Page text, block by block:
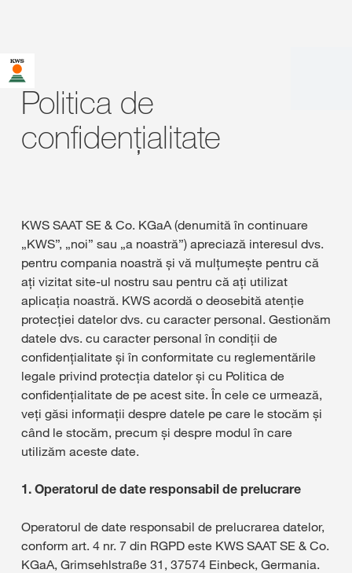
Politica de
confidențialitate
KWS SAAT SE & Co. KGaA (denumită în continuare
„KWS”, „noi” sau „a noastră”) apreciază interesul dvs.
pentru compania noastră și vă mulțumește pentru că
ați vizitat site-ul nostru sau pentru că ați utilizat
aplicația noastră. KWS acordă o deosebită atenție
protecției datelor dvs. cu caracter personal. Gestionăm
datele dvs. cu caracter personal în condiții de
confidențialitate și în conformitate cu reglementările
legale privind protecția datelor și cu Politica de
confidențialitate de pe acest site. În cele ce urmează,
veți găsi informații despre datele pe care le stocăm și
când le stocăm, precum și despre modul în care
utilizăm aceste date.
1. Operatorul de date responsabil de prelucrare
Operatorul de date responsabil de prelucrarea datelor,
conform art. 4 nr. 7 din RGPD este KWS SAAT SE & Co.
KGaA, Grimsehlstraße 31, 37574 Einbeck, Germania.